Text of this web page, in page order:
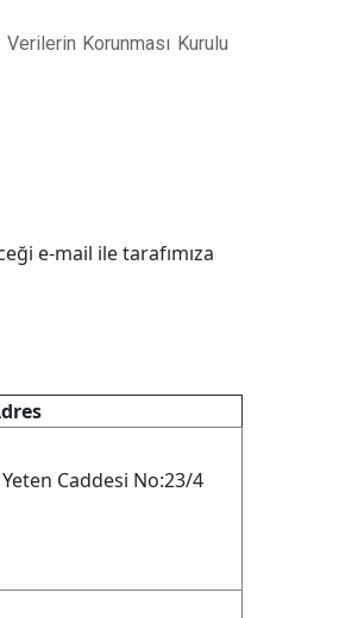
Korunması Kurulu
e-mail ile tarafımıza
Caddesi No:23/4